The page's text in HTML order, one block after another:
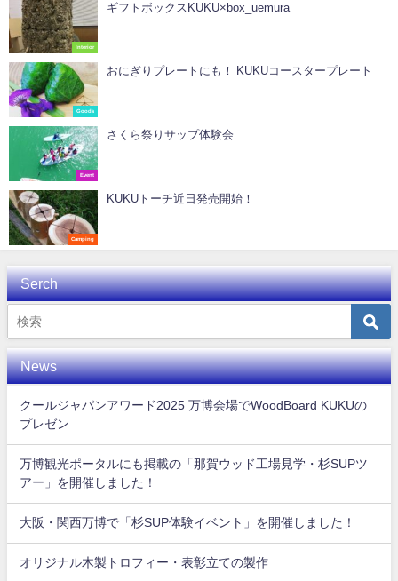
Interior
ギフトボックスKUKU×box_uemura
Goods
おにぎりプレートにも！ KUKUコースタープレート
Event
さくら祭りサップ体験会
Camping
KUKUトーチ近日発売開始！
Serch
News
クールジャパンアワード2025 万博会場でWoodBoard KUKUの
プレゼン
万博観光ポータルにも掲載の「那賀ウッド工場見学・杉SUPツ
アー」を開催しました！
大阪・関西万博で「杉SUP体験イベント」を開催しました！
オリジナル木製トロフィー・表彰立ての製作